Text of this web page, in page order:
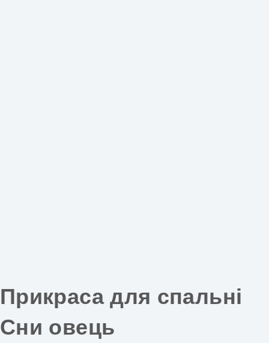
Прикраса для спальні
Сни овець